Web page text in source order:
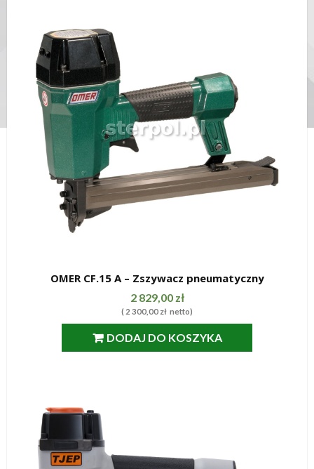
OMER CF.15 A – Zszywacz pneumatyczny
2 829,00 zł
( 2 300,00 zł netto)
DODAJ DO KOSZYKA